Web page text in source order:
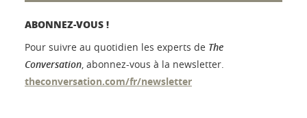
ABONNEZ-VOUS !
Pour suivre au quotidien les experts de The
Conversation, abonnez-vous à la newsletter.
theconversation.com/fr/newsletter